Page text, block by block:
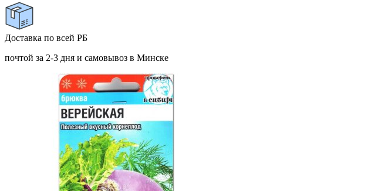
Доставка по всей РБ
почтой за 2-3 дня и самовывоз в Минске